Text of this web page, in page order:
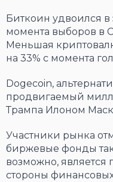
Биткоин удвоился в
момента выборов в
Меньшая
на 33% с момента
Dogecoin,
продвигаемый
Трампа Илоном
Участники рынка
биржевые фонды
возможно, является
стороны